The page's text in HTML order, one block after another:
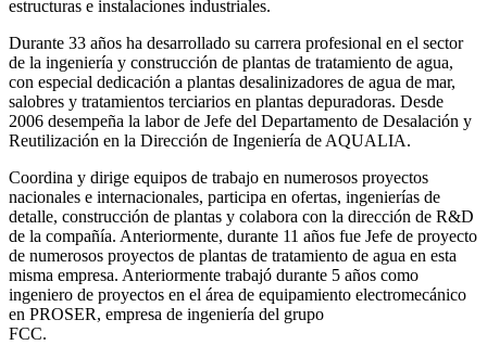
estructuras e instalaciones industriales.
Durante 33 años ha desarrollado su carrera profesional en el sector
de la ingeniería y construcción de plantas de tratamiento de agua,
con especial dedicación a plantas desalinizadores de agua de mar,
salobres y tratamientos terciarios en plantas depuradoras. Desde
2006 desempeña la labor de Jefe del Departamento de Desalación y
Reutilización en la Dirección de Ingeniería de AQUALIA.
Coordina y dirige equipos de trabajo en numerosos proyectos
nacionales e internacionales, participa en ofertas, ingenierías de
detalle, construcción de plantas y colabora con la dirección de R&D
de la compañía. Anteriormente, durante 11 años fue Jefe de proyecto
de numerosos proyectos de plantas de tratamiento de agua en esta
misma empresa. Anteriormente trabajó durante 5 años como
ingeniero de proyectos en el área de equipamiento electromecánico
en PROSER, empresa de ingeniería del grupo
FCC.